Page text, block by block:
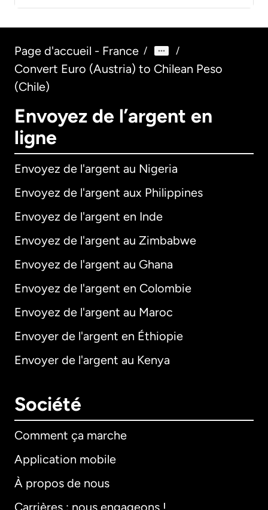
Page d'accueil - France / /
Convert Euro (Austria) to Chilean Peso
(Chile)
Envoyez de l’argent en
ligne
Envoyez de l'argent au Nigeria
Envoyez de l'argent aux Philippines
Envoyez de l'argent en Inde
Envoyez de l'argent au Zimbabwe
Envoyez de l'argent au Ghana
Envoyez de l'argent en Colombie
Envoyez de l'argent au Maroc
Envoyer de l'argent en Éthiopie
Envoyer de l'argent au Kenya
Société
Comment ça marche
Application mobile
À propos de nous